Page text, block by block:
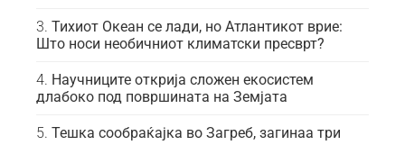
Тихиот Океан се лади, но Атлантикот врие:
Што носи необичниот климатски пресврт?
Научниците открија сложен екосистем
длабоко под површината на Земјата
Тешка сообраќајка во Загреб, загинаа три